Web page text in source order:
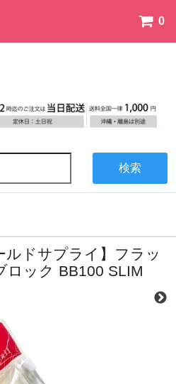
0
検索
ルドサプライ】フラッ
ロック BB100 SLIM